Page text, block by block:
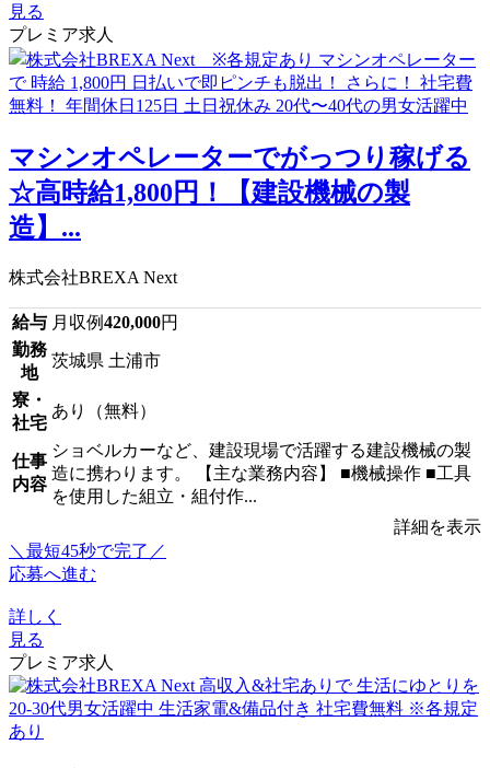
見る
プレミア求人
マシンオペレーターでがっつり稼げる
☆高時給1,800円！【建設機械の製
造】...
株式会社BREXA Next
給与 月収例420,000円
勤務
地
茨城県 土浦市
寮・
社宅
あり（無料）
仕事
内容
ショベルカーなど、建設現場で活躍する建設機械の製
造に携わります。 【主な業務内容】 ■機械操作 ■工具
を使用した組立・組付作...
詳細を表示
＼最短45秒で完了／
応募へ進む
詳しく
見る
プレミア求人